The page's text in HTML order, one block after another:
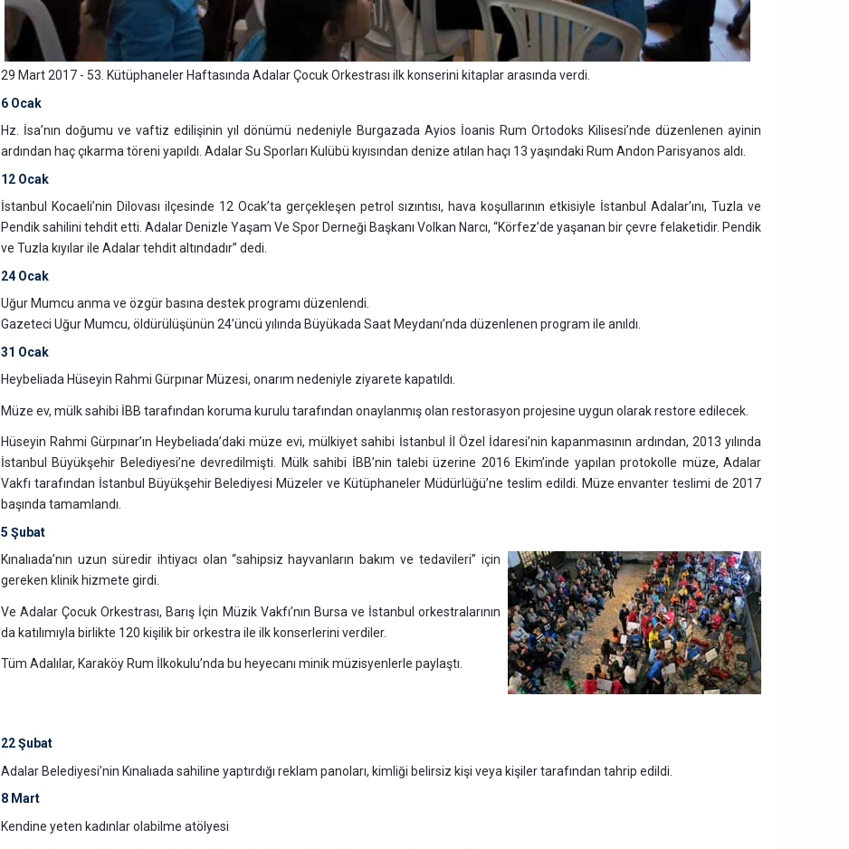
29 Mart 2017 - 53. Kütüphaneler Haftasında Adalar Çocuk Orkestrası ilk konserini kitaplar arasında verdi.
6 Ocak
Hz. İsa’nın doğumu ve vaftiz edilişinin yıl dönümü nedeniyle Burgazada Ayios İoanis Rum Ortodoks Kilisesi’nde düzenlenen ayinin
ardından haç çıkarma töreni yapıldı. Adalar Su Sporları Kulübü kıyısından denize atılan haçı 13 yaşındaki Rum Andon Parisyanos aldı.
12 Ocak
İstanbul Kocaeli’nin Dilovası ilçesinde 12 Ocak’ta gerçekleşen petrol sızıntısı, hava koşullarının etkisiyle İstanbul Adalar’ını, Tuzla ve
Pendik sahilini tehdit etti. Adalar Denizle Yaşam Ve Spor Derneği Başkanı Volkan Narcı, “Körfez’de yaşanan bir çevre felaketidir. Pendik
ve Tuzla kıyılar ile Adalar tehdit altındadır” dedi.
24 Ocak
Uğur Mumcu anma ve özgür basına destek programı düzenlendi.
Gazeteci Uğur Mumcu, öldürülüşünün 24’üncü yılında Büyükada Saat Meydanı’nda düzenlenen program ile anıldı.
31 Ocak
Heybeliada Hüseyin Rahmi Gürpınar Müzesi, onarım nedeniyle ziyarete kapatıldı.
Müze ev, mülk sahibi İBB tarafından koruma kurulu tarafından onaylanmış olan restorasyon projesine uygun olarak restore edilecek.
Hüseyin Rahmi Gürpınar’ın Heybeliada’daki müze evi, mülkiyet sahibi İstanbul İl Özel İdaresi’nin kapanmasının ardından, 2013 yılında
İstanbul Büyükşehir Belediyesi’ne devredilmişti. Mülk sahibi İBB’nin talebi üzerine 2016 Ekim’inde yapılan protokolle müze, Adalar
Vakfı tarafından İstanbul Büyükşehir Belediyesi Müzeler ve Kütüphaneler Müdürlüğü’ne teslim edildi. Müze envanter teslimi de 2017
başında tamamlandı.
5 Şubat
Kınalıada’nın uzun süredir ihtiyacı olan “sahipsiz hayvanların bakım ve tedavileri” için
gereken klinik hizmete girdi.
Ve Adalar Çocuk Orkestrası, Barış İçin Müzik Vakfı’nın Bursa ve İstanbul orkestralarının
da katılımıyla birlikte 120 kişilik bir orkestra ile ilk konserlerini verdiler.
Tüm Adalılar, Karaköy Rum İlkokulu’nda bu heyecanı minik müzisyenlerle paylaştı.
22 Şubat
Adalar Belediyesi’nin Kınalıada sahiline yaptırdığı reklam panoları, kimliği belirsiz kişi veya kişiler tarafından tahrip edildi.
8 Mart
Kendine yeten kadınlar olabilme atölyesi